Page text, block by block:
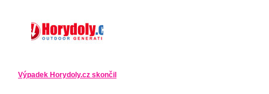
Výpadek Horydoly.cz skončil